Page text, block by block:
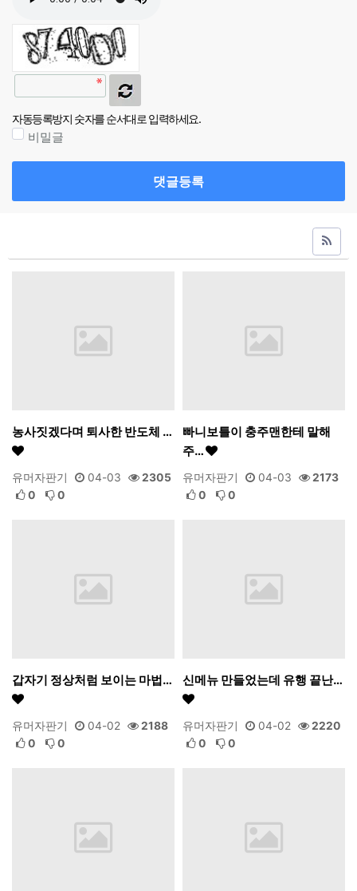
자동등록방지 숫자를 순서대로 입력하세요.
비밀글
댓글등록
농사짓겠다며 퇴사한 반도체 …
유머자판기 04-03
2305
0
0
빠니보틀이 충주맨한테 말해
주…
유머자판기 04-03
2173
0
0
갑자기 정상처럼 보이는 마법…
유머자판기 04-02
2188
0
0
신메뉴 만들었는데 유행 끝난…
유머자판기 04-02
2220
0
0